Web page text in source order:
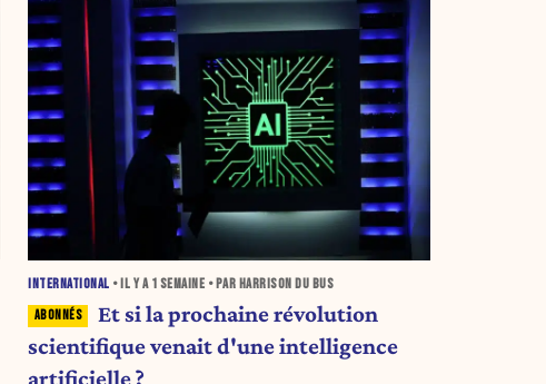
INTERNATIONAL • IL Y A 1 SEMAINE • PAR HARRISON DU BUS
Et si la prochaine révolution
scientifique venait d'une intelligence
artificielle ?